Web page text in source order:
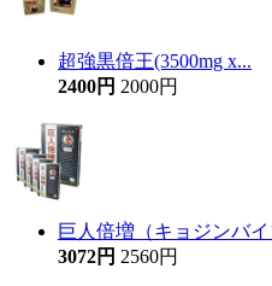
超強黒倍王(3500mg x...
2400円 2000円
巨人倍増（キョジンバ
3072円 2560円